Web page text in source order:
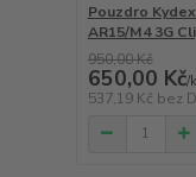
Pouzdro
AR15/M4 3G
950,00 Kč
650,00 Kč/
537,19 Kč bez